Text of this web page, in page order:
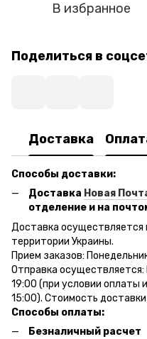
В избранное
Поделиться в
Доставка
Способы доставки:
Доставка Новая
отделение и на
Доставка осуществляется
территории Украины.
Прием заказов:
Отправка
19:00 (при условии оплаты
15:00). Стоимость
Способы оплаты:
Безналичный расчет